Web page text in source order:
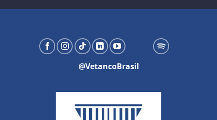
@VetancoBrasil